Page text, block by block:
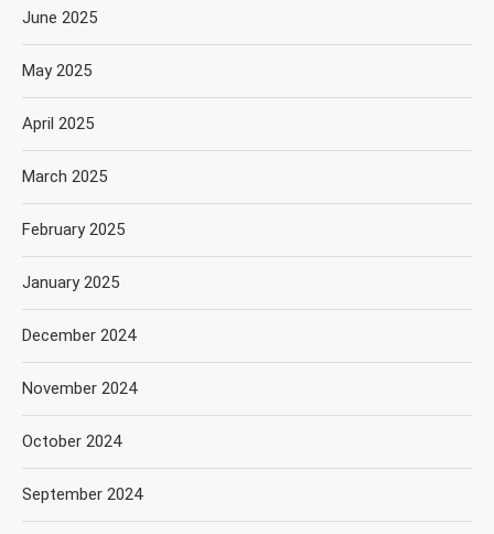
June 2025
May 2025
April 2025
March 2025
February 2025
January 2025
December 2024
November 2024
October 2024
September 2024